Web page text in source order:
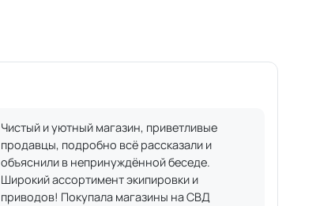
Чистый и уютный магазин, приветливые
продавцы, подробно всё рассказали и
объяснили в непринуждённой беседе.
Широкий ассортимент экипировки и
приводов! Покупала магазины на СВД